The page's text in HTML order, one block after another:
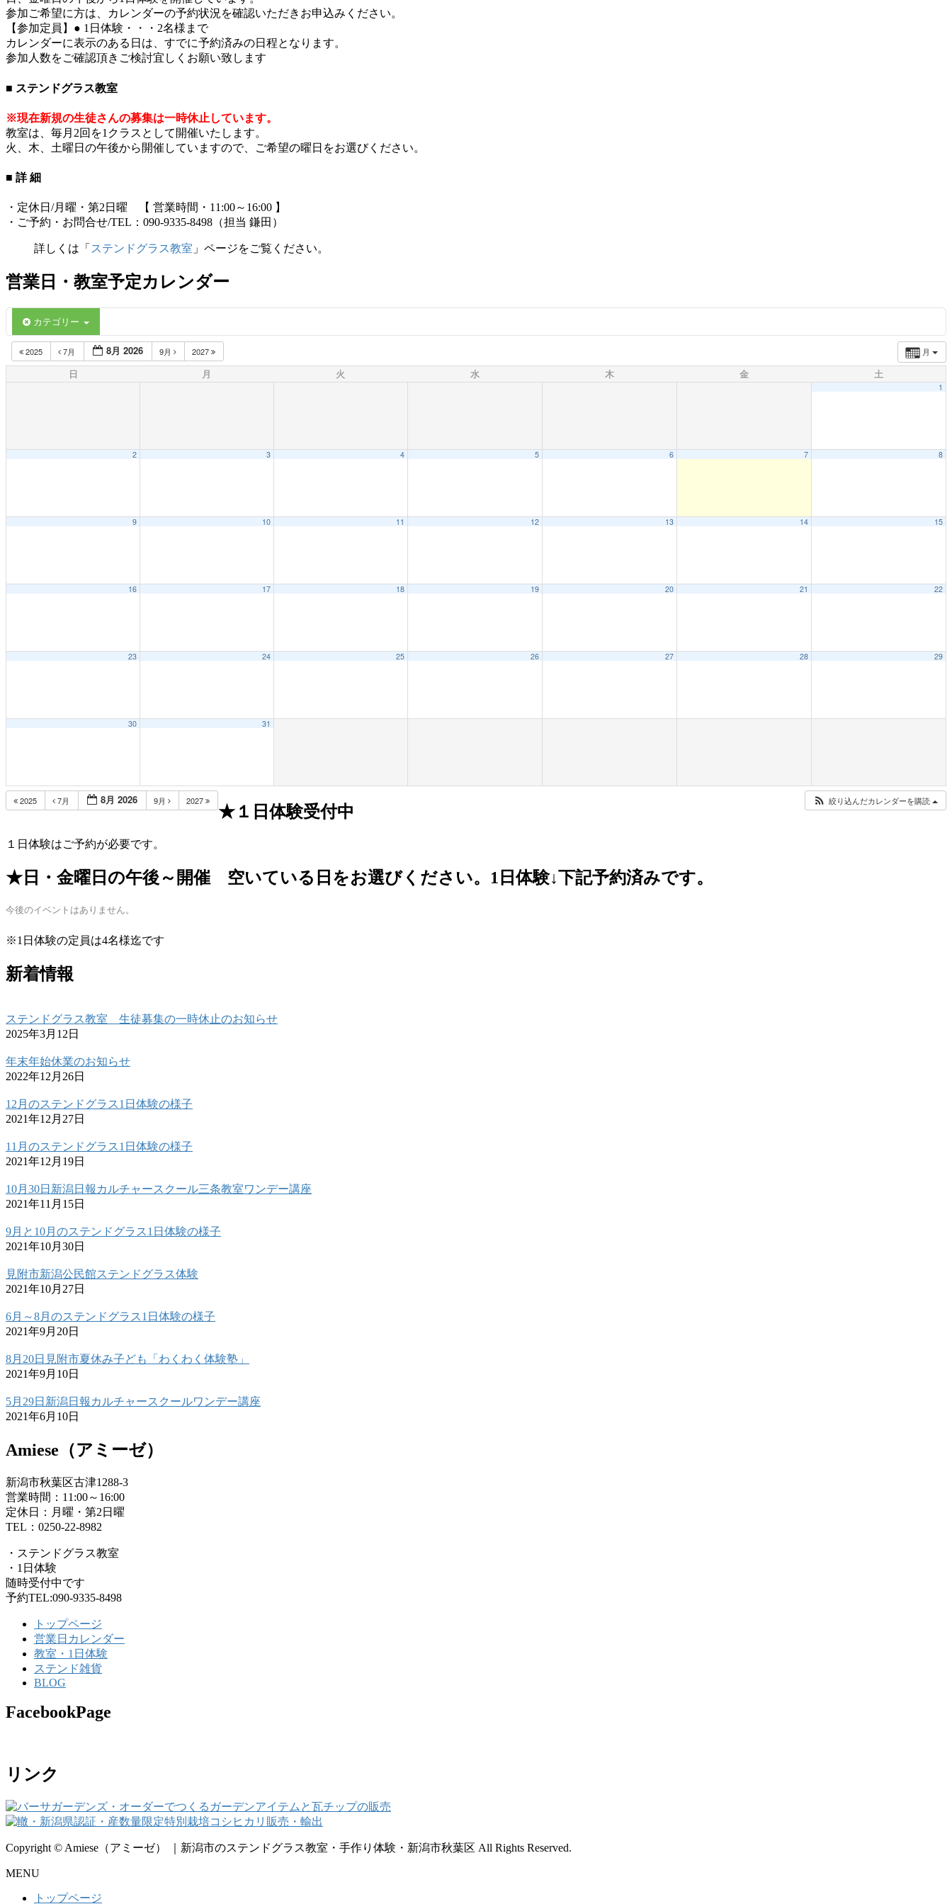
参加ご希望に方は、カレンダーの予約状況を確認いただきお申込みください。
【参加定員】● 1日体験・・・2名様まで
カレンダーに表示のある日は、すでに予約済みの日程となります。
参加人数をご確認頂きご検討宜しくお願い致します
■ ステンドグラス教室
※現在新規の生徒さんの募集は一時休止しています。
教室は、毎月2回を1クラスとして開催いたします。
火、木、土曜日の午後から開催していますので、ご希望の曜日をお選びください。
■ 詳 細
・定休日/月曜・第2日曜 【 営業時間・11:00～16:00 】
・ご予約・お問合せ/TEL：090-9335-8498（担当 鎌田）
詳しくは「 ステンドグラス教室 」ページをご覧ください。
営業日・教室予定カレンダー
カテゴリー
月
2025 7月 8月 2026 9月 2027
日 月 火 水 木 金 土
1
2 3 4 5 6 7 8
9 10 11 12 13 14 15
16 17 18 19 20 21 22
23 24 25 26 27 28 29
30 31
2025 7月 8月 2026 9月 2027 絞り込んだカレンダーを購読
★１日体験受付中
１日体験はご予約が必要です。
★日・金曜日の午後～開催 空いている日をお選びください。1日体験↓下記予約済みです。
今後のイベントはありません。
※1日体験の定員は4名様迄です
新着情報
ステンドグラス教室 生徒募集の一時休止のお知らせ
2025年3月12日
年末年始休業のお知らせ
2022年12月26日
12月のステンドグラス1日体験の様子
2021年12月27日
11月のステンドグラス1日体験の様子
2021年12月19日
10月30日新潟日報カルチャースクール三条教室ワンデー講座
2021年11月15日
9月と10月のステンドグラス1日体験の様子
2021年10月30日
見附市新潟公民館ステンドグラス体験
2021年10月27日
6月～8月のステンドグラス1日体験の様子
2021年9月20日
8月20日見附市夏休み子ども「わくわく体験塾」
2021年9月10日
5月29日新潟日報カルチャースクールワンデー講座
2021年6月10日
Amiese（アミーゼ）
新潟市秋葉区古津1288-3
営業時間：11:00～16:00
定休日：月曜・第2日曜
TEL：0250-22-8982
・ステンドグラス教室
・1日体験
随時受付中です
予約TEL:090-9335-8498
トップページ
営業日カレンダー
教室・1日体験
ステンド雑貨
BLOG
FacebookPage
リンク
Copyright © Amiese（アミーゼ） ｜新潟市のステンドグラス教室・手作り体験・新潟市秋葉区 All Rights Reserved.
MENU
トップページ